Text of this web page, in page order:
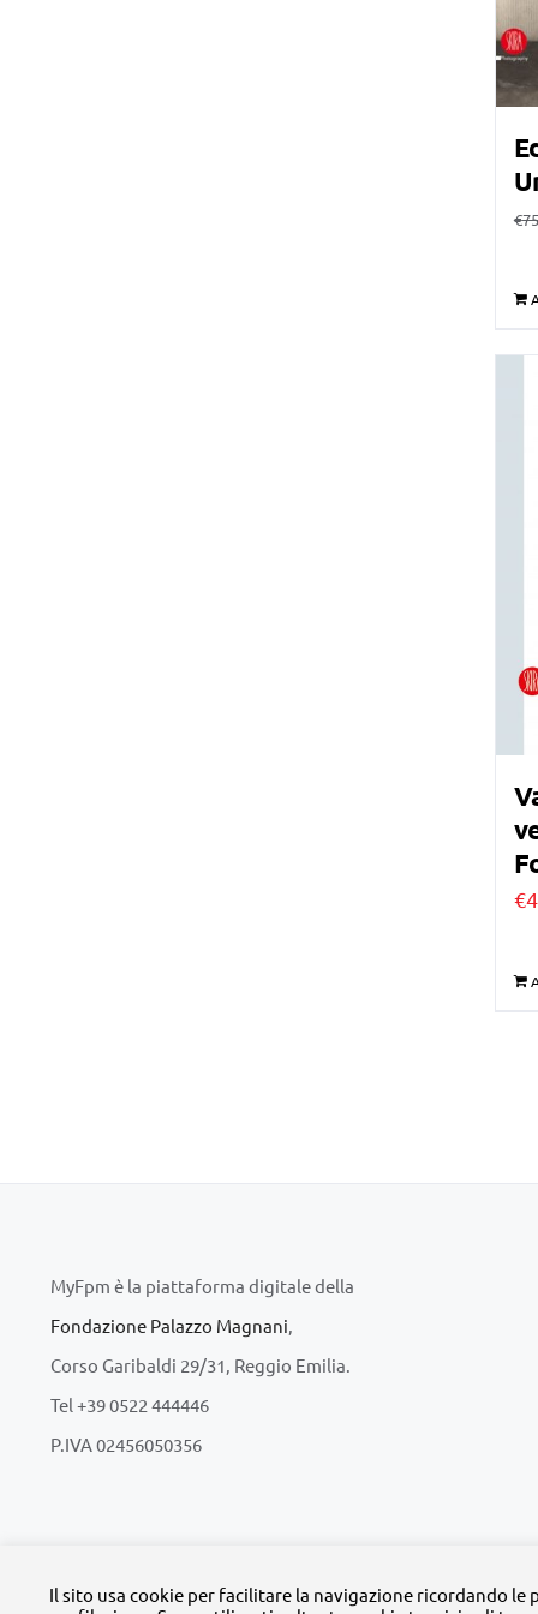
€
€
MyFpm è la piattaforma digitale della
Fondazione Palazzo Magnani,
Corso Garibaldi 29/31, Reggio Emilia.
Tel +39 0522 444446
P.IVA 02456050356
Il sito usa cookie per facilitare la navigazione ricordando